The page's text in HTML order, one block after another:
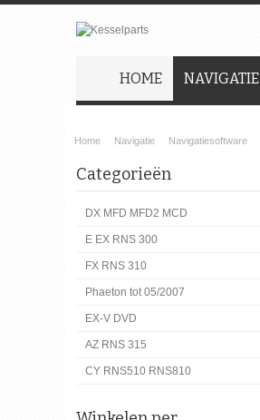
HOME NAVIGATIE
Home Navigatie Navigatiesoftware
Categorieën
DX MFD MFD2 MCD
E EX RNS 300
FX RNS 310
Phaeton tot 05/2007
EX-V DVD
AZ RNS 315
CY RNS510 RNS810